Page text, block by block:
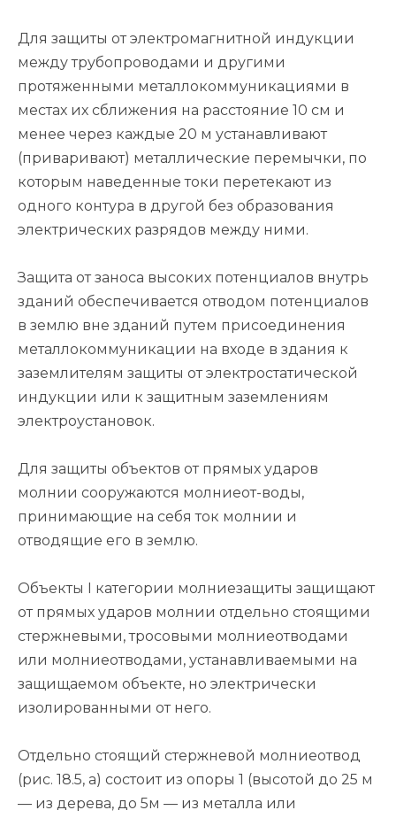
Для защиты от электромагнитной индукции
между трубопроводами и другими
протяженными металлокоммуникациями в
местах их сближения на расстояние 10 см и
менее через каждые 20 м устанавливают
(приваривают) металлические перемычки, по
которым наведенные токи перетекают из
одного контура в другой без образования
электрических разрядов между ними.
Защита от заноса высоких потенциалов внутрь
зданий обеспечивается отводом потенциалов
в землю вне зданий путем присоединения
металлокоммуникации на входе в здания к
заземлителям защиты от электростатической
индукции или к защитным заземлениям
электроустановок.
Для защиты объектов от прямых ударов
молнии сооружаются молниеот-воды,
принимающие на себя ток молнии и
отводящие его в землю.
Объекты I категории молниезащиты защищают
от прямых ударов молнии отдельно стоящими
стержневыми, тросовыми молниеотводами
или молниеотводами, устанавливаемыми на
защищаемом объекте, но электрически
изолированными от него.
Отдельно стоящий стержневой молниеотвод
(рис. 18.5, а) состоит из опоры 1 (высотой до 25 м
— из дерева, до 5м — из металла или